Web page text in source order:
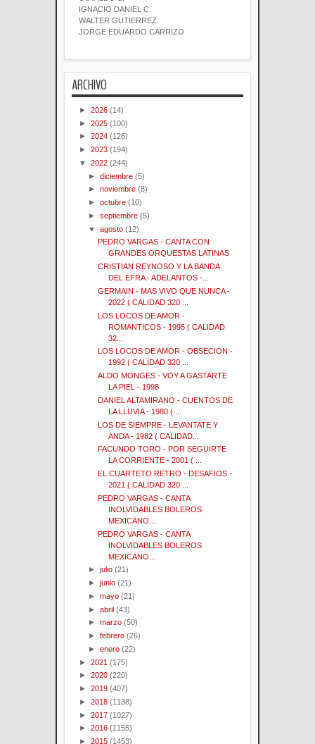
IGNACIO DANIEL C.
WALTER GUTIERREZ
JORGE EDUARDO CARRIZO
ARCHIVO
► 2026 (14)
► 2025 (100)
► 2024 (126)
► 2023 (194)
▼ 2022 (244)
►diciembre (5)
►noviembre (8)
►octubre (10)
►septiembre (5)
▼agosto (12)
PEDRO VARGAS - CANTA CON
GRANDES ORQUESTAS LATINAS
CRISTIAN REYNOSO Y LA BANDA
DEL EFRA - ADELANTOS -...
GERMAIN - MAS VIVO QUE NUNCA -
2022 ( CALIDAD 320 ...
LOS LOCOS DE AMOR -
ROMANTICOS - 1995 ( CALIDAD
32...
LOS LOCOS DE AMOR - OBSECION -
1992 ( CALIDAD 320 ...
ALDO MONGES - VOY A GASTARTE
LA PIEL - 1998
DANIEL ALTAMIRANO - CUENTOS DE
LA LLUVIA - 1980 ( ...
LOS DE SIEMPRE - LEVANTATE Y
ANDA - 1982 ( CALIDAD...
FACUNDO TORO - POR SEGUIRTE
LA CORRIENTE - 2001 ( ...
EL CUARTETO RETRO - DESAFIOS -
2021 ( CALIDAD 320 ...
PEDRO VARGAS - CANTA
INOLVIDABLES BOLEROS
MEXICANO...
PEDRO VARGAS - CANTA
INOLVIDABLES BOLEROS
MEXICANO...
►julio (21)
►junio (21)
►mayo (21)
►abril (43)
►marzo (50)
►febrero (26)
►enero (22)
► 2021 (175)
► 2020 (220)
► 2019 (407)
► 2018 (1138)
► 2017 (1027)
► 2016 (1155)
► 2015 (1453)